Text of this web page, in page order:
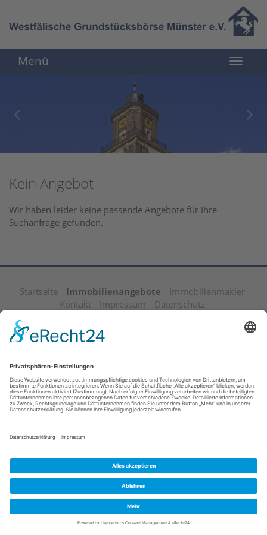
Menü
Kein Angebot
Wir haben leider keine passende Angebote für Ihre
Suchanfrage gefunden.
Startseite Immobilienangebote
Immobilienmakler
Kontakt
Impressum Datenschutz
© 2026 Westfälische Grundstücksbörse Münster e.V.